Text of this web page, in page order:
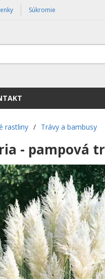
Súkromie
rastliny / Trávy a bambusy
- pampová